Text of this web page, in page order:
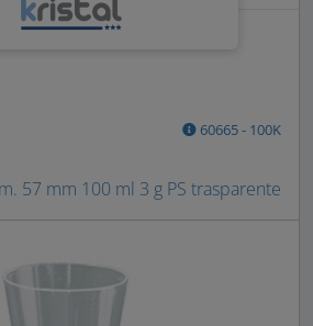
60665 - 100K
57 mm 100 ml 3 g PS trasparente